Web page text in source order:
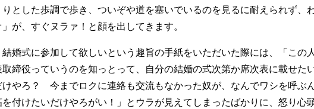
りとした歩調で歩き、ついぞや道を塞いでいるのを見るに耐えられず、
が、すぐヌラァ！と顔を出してきます。
結婚式に参加して欲しいという趣旨の手紙をいただいた際には、「この
締役っていうのを知っとって、自分の結婚の式次第か席次表に載せた
けやろ？ 今までロクに連絡も交流もなかった奴が、なんでワシを呼ぶ
付けたいだけやろがい！」とウラが見えてしまったばかりに、怒り心